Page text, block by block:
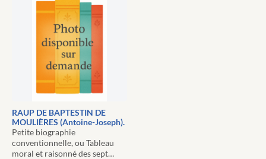
RAUP DE BAPTESTIN DE
MOULIÈRES (Antoine-Joseph).
Petite biographie
conventionnelle, ou Tableau
moral et raisonné des sept…